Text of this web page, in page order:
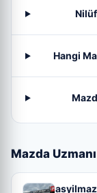
Hangi
Mazda
asyilmaz